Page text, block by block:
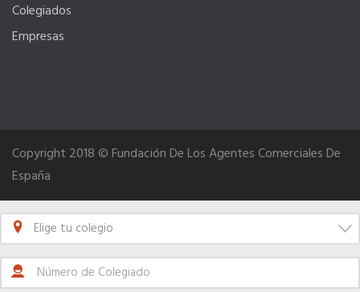
Colegiados
Empresas
Copyright 2018 © Fundación De Los Agentes Comerciales De
España
Elige tu colegio